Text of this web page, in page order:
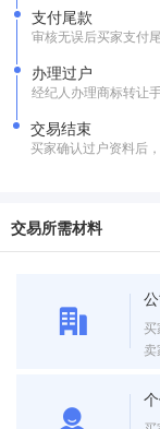
支付尾款
审核无误后买家支付
办理过户
经纪人办理商标转让
交易结束
买家确认过户资料后
交易所需材料
买
卖